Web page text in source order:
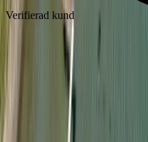
Verifierad kund
Värdera ditt hus
Ta reda på vad din bostad är värd
Värdera din bostad
Boka mäklare